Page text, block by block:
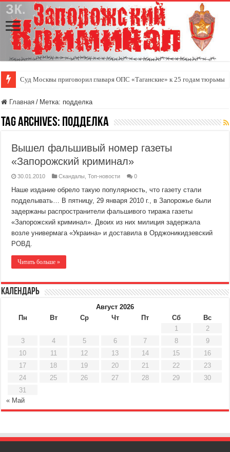
Суд Москвы приговорил главаря ОПС «Таганские» к 25 годам тюрьмы
Главная / Метка: подделка
Tag Archives: подделка
Вышел фальшивый номер газеты
«Запорожский криминал»
30.01.2010 Скандалы ,Топ-новости 0
Наше издание обрело такую популярность, что газету стали
подделывать… В пятницу, 29 января 2010 г., в Запорожье были
задержаны распространители фальшивого тиража газеты
«Запорожский криминал». Двоих из них милиция задержала
возле универмага «Украина» и доставила в Орджоникидзевский
РОВД.
Читать больше »
Календарь
Август 2026
Пн
Вт Ср Чт Пт Сб
Вс
1
2
3
4 5 6 7 8
9
10
11 12 13 14 15
16
17
18 19 20 21 22
23
24
25 26 27 28 29
30
31
« Май